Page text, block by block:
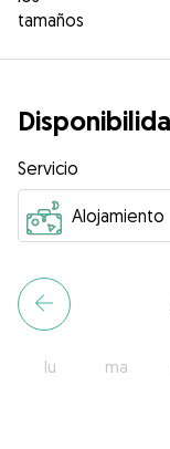
tamaños
Servicio
lu ma